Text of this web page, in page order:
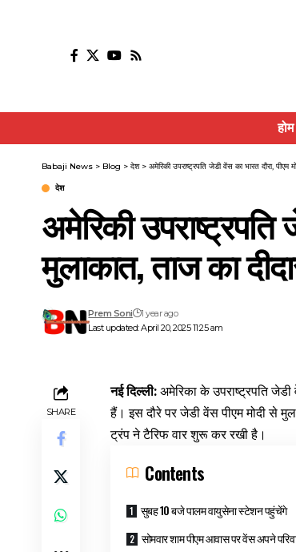
होम
Babaji News > Blog > देश> अमेरिकी उपराष्ट्रपति जेडी वेंस का भारत दौरा,
देश
अमेरिकी उपराष्ट्रपति
मुलाकात, ताज का
Last updated: April 20, 2025 11:25 am
Prem Soni 1 year ago
SHARE
नई दिल्ली: अमेरिका के उपराष्ट्रपति
हैं। इस दौरे पर जेडी वेंस पीएम मोदी से
ट्रंप ने टैरिफ वार शुरू कर रखी है।
Contents
सुबह 10 बजे पालम वायुसेना स्टेशन पहुंचेंगे
सोमवार शाम पीएम आवास पर वेंस अपने